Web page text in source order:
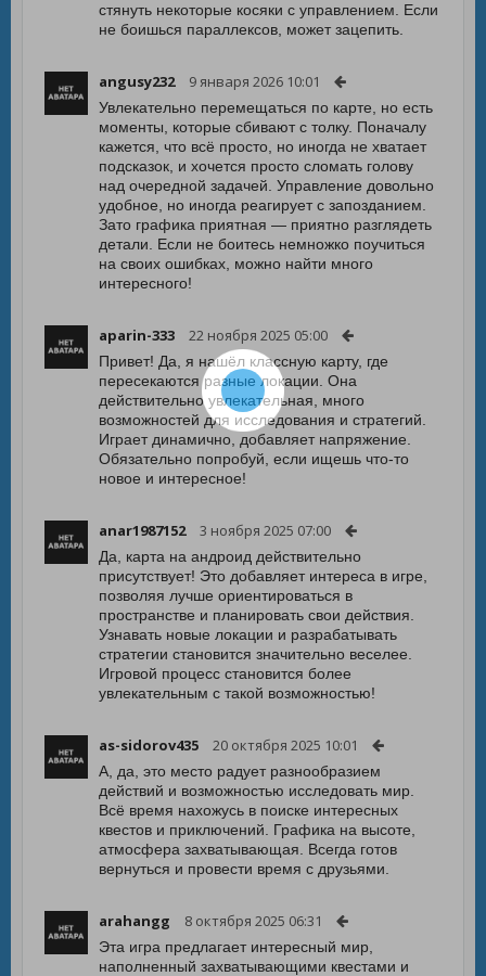
стянуть некоторые косяки с управлением. Если
не боишься параллексов, может зацепить.
angusy232 9 января 2026 10:01
Увлекательно перемещаться по карте, но есть
моменты, которые сбивают с толку. Поначалу
кажется, что всё просто, но иногда не хватает
подсказок, и хочется просто сломать голову
над очередной задачей. Управление довольно
удобное, но иногда реагирует с запозданием.
Зато графика приятная — приятно разглядеть
детали. Если не боитесь немножко поучиться
на своих ошибках, можно найти много
интересного!
aparin-333 22 ноября 2025 05:00
Привет! Да, я нашёл классную карту, где
пересекаются разные локации. Она
действительно увлекательная, много
возможностей для исследования и стратегий.
Играет динамично, добавляет напряжение.
Обязательно попробуй, если ищешь что-то
новое и интересное!
anar1987152 3 ноября 2025 07:00
Да, карта на андроид действительно
присутствует! Это добавляет интереса в игре,
позволяя лучше ориентироваться в
пространстве и планировать свои действия.
Узнавать новые локации и разрабатывать
стратегии становится значительно веселее.
Игровой процесс становится более
увлекательным с такой возможностью!
as-sidorov435 20 октября 2025 10:01
А, да, это место радует разнообразием
действий и возможностью исследовать мир.
Всё время нахожусь в поиске интересных
квестов и приключений. Графика на высоте,
атмосфера захватывающая. Всегда готов
вернуться и провести время с друзьями.
arahangg 8 октября 2025 06:31
Эта игра предлагает интересный мир,
наполненный захватывающими квестами и